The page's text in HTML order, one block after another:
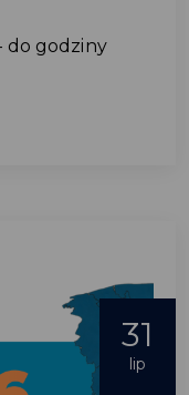
do godziny
31
lip